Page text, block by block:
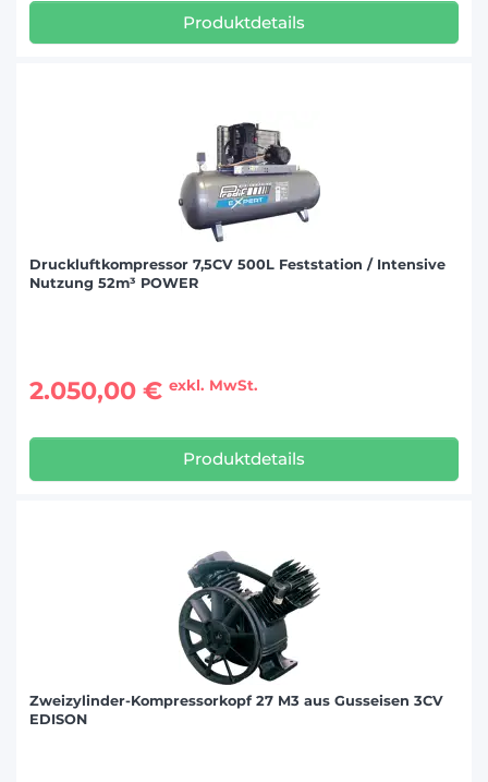
Produktdetails
Druckluftkompressor 7,5CV 500L Feststation / Intensive
Nutzung 52m³ POWER
2.050,00 € exkl. MwSt.
Produktdetails
Zweizylinder-Kompressorkopf 27 M3 aus Gusseisen 3CV
EDISON